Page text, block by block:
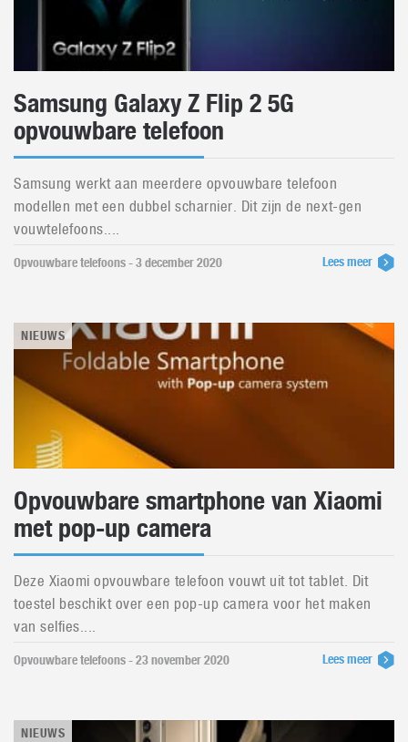
Samsung Galaxy Z Flip 2 5G
opvouwbare telefoon
Samsung werkt aan meerdere opvouwbare telefoon
modellen met een dubbel scharnier. Dit zijn de next-gen
vouwtelefoons....
Opvouwbare telefoons - 3 december 2020 Lees meer
NIEUWS
Opvouwbare smartphone van Xiaomi
met pop-up camera
Deze Xiaomi opvouwbare telefoon vouwt uit tot tablet. Dit
toestel beschikt over een pop-up camera voor het maken
van selfies....
Opvouwbare telefoons - 23 november 2020 Lees meer
NIEUWS